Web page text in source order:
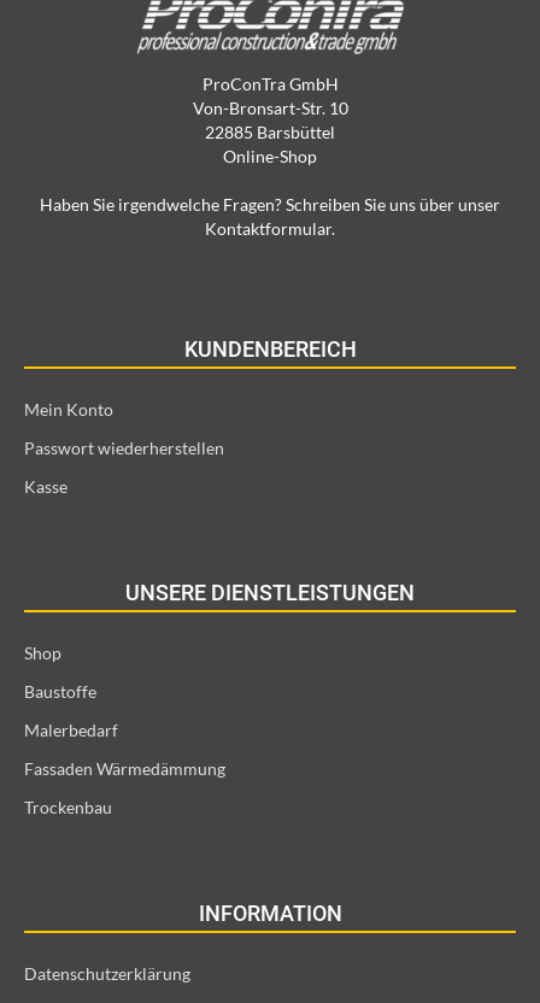
ProConTra GmbH
Von-Bronsart-Str. 10
22885 Barsbüttel
Online-Shop
Haben Sie irgendwelche Fragen? Schreiben Sie uns über unser
Kontaktformular.
KUNDENBEREICH
Mein Konto
Passwort wiederherstellen
Kasse
UNSERE DIENSTLEISTUNGEN
Shop
Baustoffe
Malerbedarf
Fassaden Wärmedämmung
Trockenbau
INFORMATION
Datenschutzerklärung